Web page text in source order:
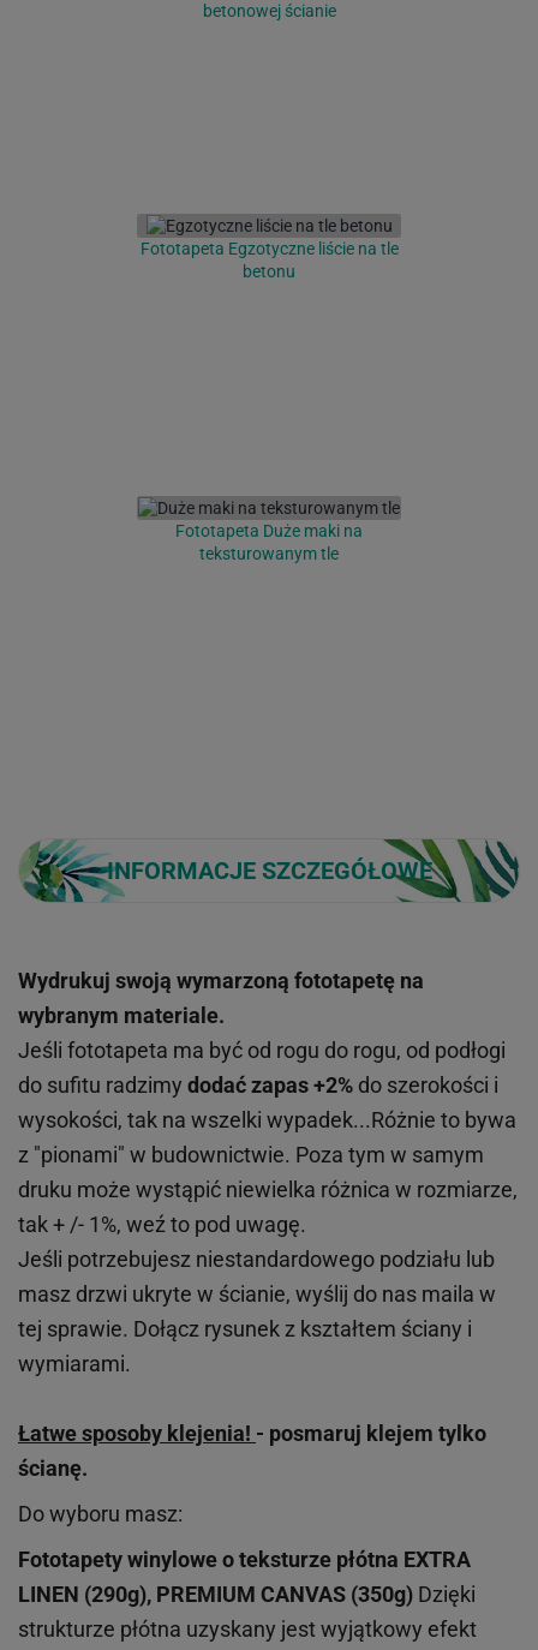
betonowej ścianie
Fototapeta Egzotyczne liście na tle
betonu
Fototapeta Duże maki na
teksturowanym tle
INFORMACJE SZCZEGÓŁOWE
Wydrukuj swoją wymarzoną fototapetę na
wybranym materiale.
Jeśli fototapeta ma być od rogu do rogu, od podłogi
do sufitu radzimy dodać zapas +2% do szerokości i
wysokości, tak na wszelki wypadek...Różnie to bywa
z "pionami" w budownictwie. Poza tym w samym
druku może wystąpić niewielka różnica w rozmiarze,
tak + /- 1%, weź to pod uwagę.
Jeśli potrzebujesz niestandardowego podziału lub
masz drzwi ukryte w ścianie, wyślij do nas maila w
tej sprawie. Dołącz rysunek z kształtem ściany i
wymiarami.
Łatwe sposoby klejenia! - posmaruj klejem tylko
ścianę.
Do wyboru masz:
Fototapety winylowe oteksturze płótna EXTRA
LINEN (290g), PREMIUM CANVAS (350g) Dzięki
strukturze płótna uzyskany jest wyjątkowy efekt